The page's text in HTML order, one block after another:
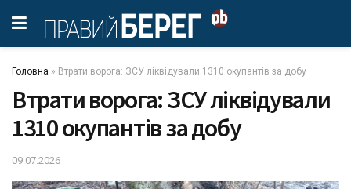
Головна » Втрати ворога: ЗСУ ліквідували 1310 окупантів за добу
Втрати ворога: ЗСУ ліквідували
1310 окупантів за добу
09.07.2026